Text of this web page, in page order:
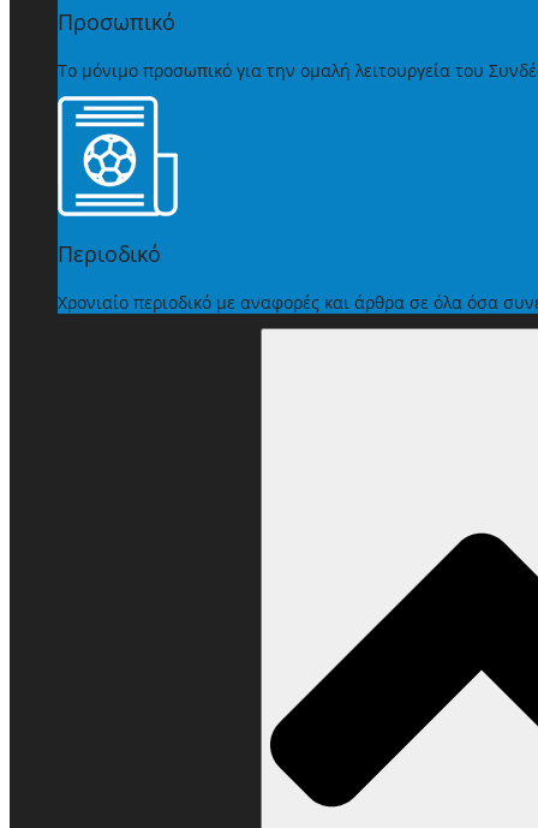
Προσωπικό
Το μόνιμο προσωπικό για την ομαλή λειτουργεία του
Περιοδικό
Χρονιαίο περιοδικό με αναφορές και άρθρα σε όλα όσα